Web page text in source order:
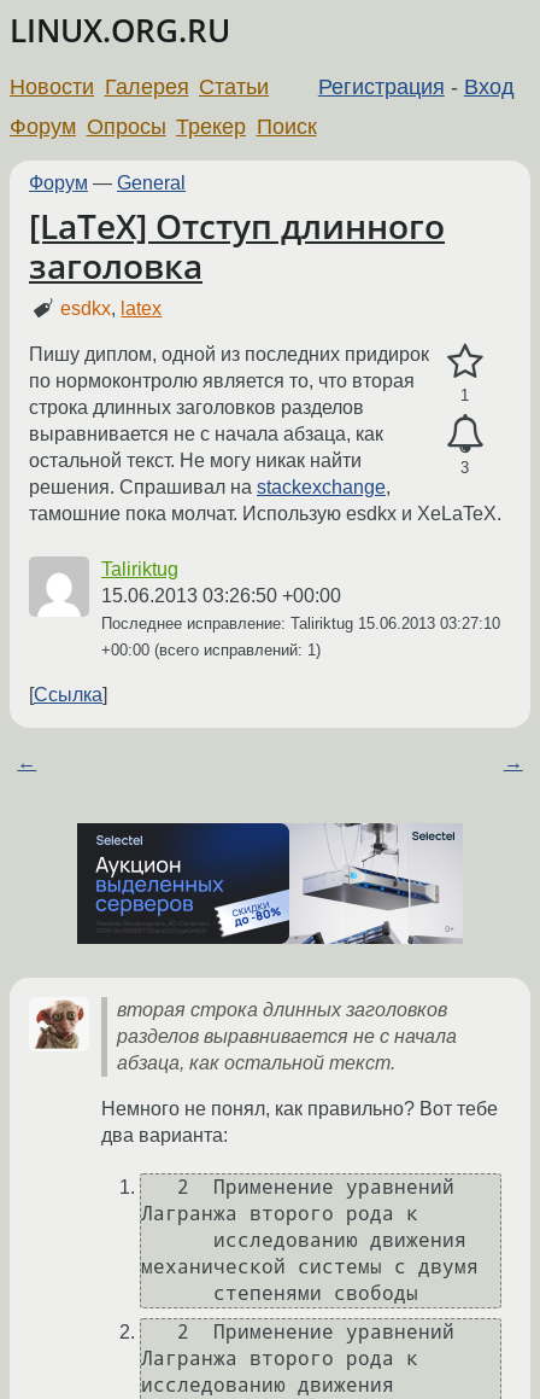
LINUX.ORG.RU
Регистрация - Вход
Новости Галерея Статьи
Форум Опросы Трекер Поиск
Форум — General
[LaTeX] Отступ длинного
заголовка
esdkx, latex
1
3
Пишу диплом, одной из последних придирок
по нормоконтролю является то, что вторая
строка длинных заголовков разделов
выравнивается не с начала абзаца, как
остальной текст. Не могу никак найти
решения. Спрашивал на stackexchange,
тамошние пока молчат. Использую esdkx и XeLaTeX.
Taliriktug
15.06.2013 03:26:50 +00:00
Последнее исправление: Taliriktug 15.06.2013 03:27:10
+00:00 (всего исправлений: 1)
Ссылка
← →
вторая строка длинных заголовков
разделов выравнивается не с начала
абзаца, как остальной текст.
Немного не понял, как правильно? Вот тебе
два варианта:
Лагранжа второго рода к
механической системы с двумя
      степенями свободы
Лагранжа второго рода к
исследованию движения